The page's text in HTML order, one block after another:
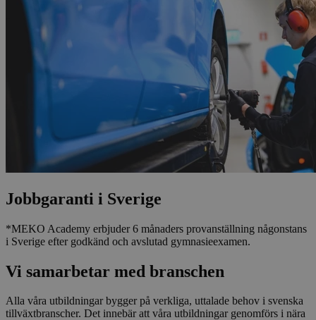
Jobbgaranti i Sverige
*MEKO Academy erbjuder 6 månaders provanställning någonstans
i Sverige efter godkänd och avslutad gymnasieexamen.
Vi samarbetar med branschen
Alla våra utbildningar bygger på verkliga, uttalade behov i svenska
tillväxtbranscher. Det innebär att våra utbildningar genomförs i nära